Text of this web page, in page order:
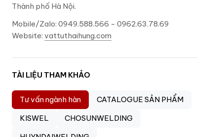
Thành phố Hà Nội.
Mobile/Zalo: 0949.588.566 - 0962.63.78.69
Website: vattuthaihung.com
TÀI LIỆU THAM KHẢO
Tư vấn ngành hàn
CATALOGUE SẢN PHẨM
KISWEL
CHOSUNWELDING